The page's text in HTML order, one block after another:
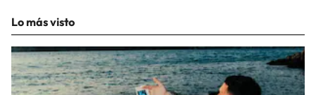
Lo más visto